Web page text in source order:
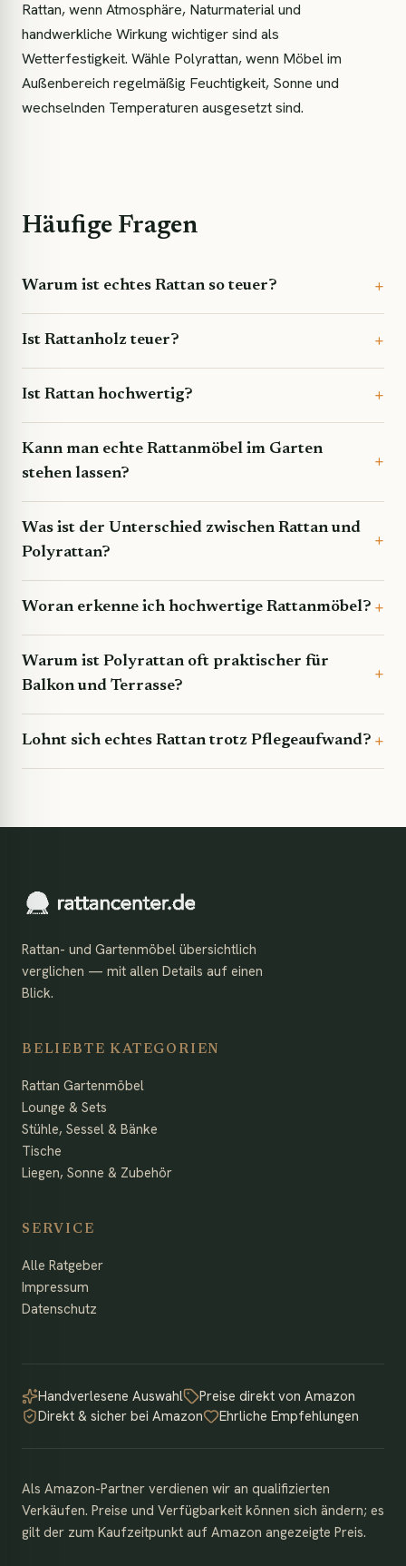
Rattan, wenn Atmosphäre, Naturmaterial und
handwerkliche Wirkung wichtiger sind als
Wetterfestigkeit. Wähle Polyrattan, wenn Möbel im
Außenbereich regelmäßig Feuchtigkeit, Sonne und
wechselnden Temperaturen ausgesetzt sind.
Häufige Fragen
Warum ist echtes Rattan so teuer?
Ist Rattanholz teuer?
Ist Rattan hochwertig?
Kann man echte Rattanmöbel im Garten
stehen lassen?
Was ist der Unterschied zwischen Rattan und
Polyrattan?
Woran erkenne ich hochwertige Rattanmöbel?
Warum ist Polyrattan oft praktischer für
Balkon und Terrasse?
Lohnt sich echtes Rattan trotz Pflegeaufwand?
Rattan- und Gartenmöbel übersichtlich
verglichen — mit allen Details auf einen
Blick.
BELIEBTE KATEGORIEN
Rattan Gartenmöbel
Lounge & Sets
Stühle, Sessel & Bänke
Tische
Liegen, Sonne & Zubehör
SERVICE
Alle Ratgeber
Impressum
Datenschutz
Handverlesene Auswahl
Preise direkt von Amazon
Direkt & sicher bei Amazon
Ehrliche Empfehlungen
Als Amazon-Partner verdienen wir an qualifizierten
Verkäufen. Preise und Verfügbarkeit können sich ändern; es
gilt der zum Kaufzeitpunkt auf Amazon angezeigte Preis.